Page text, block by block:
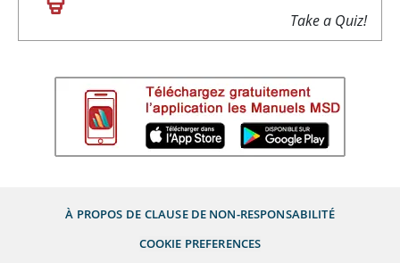
Take a Quiz!
À PROPOS DE CLAUSE DE NON-RESPONSABILITÉ
COOKIE PREFERENCES